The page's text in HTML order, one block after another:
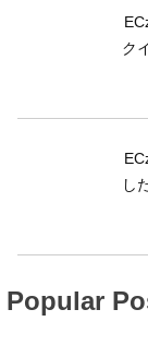
ク
し
Popular